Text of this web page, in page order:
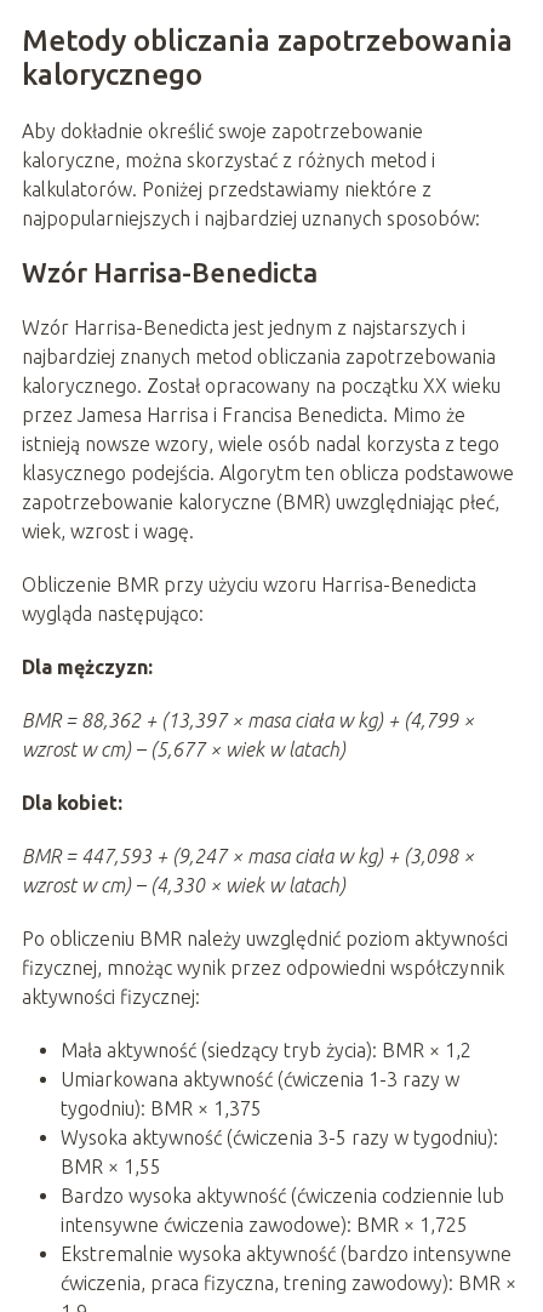
Metody obliczania zapotrzebowania
kalorycznego
Aby dokładnie określić swoje zapotrzebowanie
kaloryczne, można skorzystać z różnych metod i
kalkulatorów. Poniżej przedstawiamy niektóre z
najpopularniejszych i najbardziej uznanych sposobów:
Wzór Harrisa-Benedicta
Wzór Harrisa-Benedicta jest jednym z najstarszych i
najbardziej znanych metod obliczania zapotrzebowania
kalorycznego. Został opracowany na początku XX wieku
przez Jamesa Harrisa i Francisa Benedicta. Mimo że
istnieją nowsze wzory, wiele osób nadal korzysta z tego
klasycznego podejścia. Algorytm ten oblicza podstawowe
zapotrzebowanie kaloryczne (BMR) uwzględniając płeć,
wiek, wzrost i wagę.
Obliczenie BMR przy użyciu wzoru Harrisa-Benedicta
wygląda następująco:
Dla mężczyzn:
BMR = 88,362 + (13,397 × masa ciała w kg) + (4,799 ×
wzrost w cm) – (5,677 × wiek w latach)
Dla kobiet:
BMR = 447,593 + (9,247 × masa ciała w kg) + (3,098 ×
wzrost w cm) – (4,330 × wiek w latach)
Po obliczeniu BMR należy uwzględnić poziom aktywności
fizycznej, mnożąc wynik przez odpowiedni współczynnik
aktywności fizycznej:
Mała aktywność (siedzący tryb życia): BMR × 1,2
Umiarkowana aktywność (ćwiczenia 1-3 razy w
tygodniu): BMR × 1,375
Wysoka aktywność (ćwiczenia 3-5 razy w tygodniu):
BMR × 1,55
Bardzo wysoka aktywność (ćwiczenia codziennie lub
intensywne ćwiczenia zawodowe): BMR × 1,725
Ekstremalnie wysoka aktywność (bardzo intensywne
ćwiczenia, praca fizyczna, trening zawodowy): BMR ×